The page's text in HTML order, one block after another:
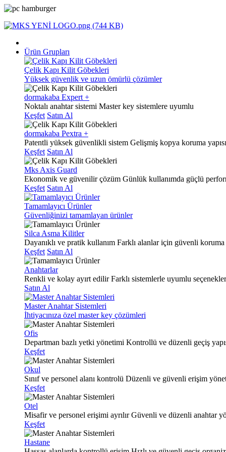
Ürün Grupları
Çelik Kapı Kilit Göbekleri
Yüksek güvenlik ve uzun ömürlü çözümler
dormakaba Expert +
Noktalı anahtar sistemi Master key sistemlere uyumlu
Keşfet Satın Al
dormakaba Pextra +
Patentli yüksek güvenlikli sistem Gelişmiş kopya koruma yapısı
Keşfet Satın Al
Mks Axis Guard
Ekonomik ve güvenilir çözüm Günlük kullanımda güçlü
Keşfet Satın Al
Tamamlayıcı Ürünler
Güvenliğinizi tamamlayan ürünler
Silca Asma Kilitler
Dayanıklı ve pratik kullanım Farklı alanlar için güvenli koruma
Keşfet Satın Al
Anahtarlar
Renkli ve kolay ayırt edilir Farklı sistemlerle uyumlu seçenekler
Satın Al
Master Anahtar Sistemleri
İhtiyacınıza özel master key çözümleri
Ofis
Departman bazlı yetki yönetimi Kontrollü ve düzenli geçiş
Keşfet
Okul
Sınıf ve personel alanı kontrolü Düzenli ve güvenli erişim
Keşfet
Otel
Misafir ve personel erişimi ayrılır Güvenli ve düzenli anahtar
Keşfet
Hastane